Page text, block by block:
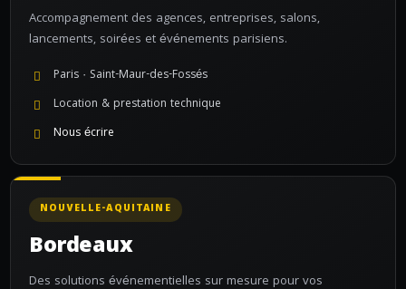
Accompagnement des agences, entreprises, salons,
lancements, soirées et événements parisiens.
Paris · Saint-Maur-des-Fossés
Location & prestation technique
Nous écrire
NOUVELLE-AQUITAINE
Bordeaux
Des solutions événementielles sur mesure pour vos